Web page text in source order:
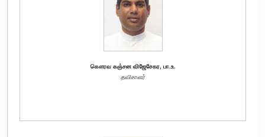
கௌரவ கஞ்சன விஜேசேகர, பா.உ.
தவிசாளர்